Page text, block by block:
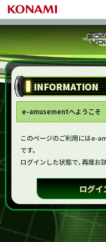
INFORMATION
e-amusementへようこそ
このページのご利用にはe-
です。
ログインした状態で､再度お
ログイ